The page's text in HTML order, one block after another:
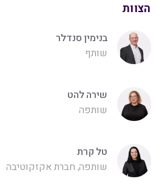
הצוות
בנימין סנדלר
שותף
שירה להט
שותפה
טל קרת
שותפה, חברת אקזקוטיבה